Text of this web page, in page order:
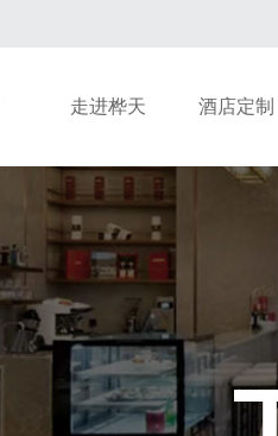
走进桦天 酒店定制